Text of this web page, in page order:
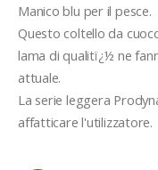
Manico blu per il pesce.
Questo coltello da
lama di qualitï¿½ ne
attuale.
La serie leggera
affatticare l'utilizzatore.